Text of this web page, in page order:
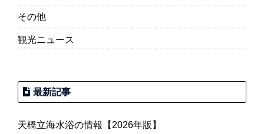
その他
観光ニュース
最新記事
天橋立海水浴の情報【2026年版】